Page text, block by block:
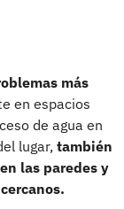
más
en espacios
de agua en
lugar, también
las paredes y